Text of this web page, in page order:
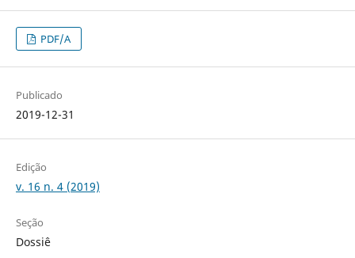
PDF/A
Publicado
2019-12-31
Edição
v. 16 n. 4 (2019)
Seção
Dossiê